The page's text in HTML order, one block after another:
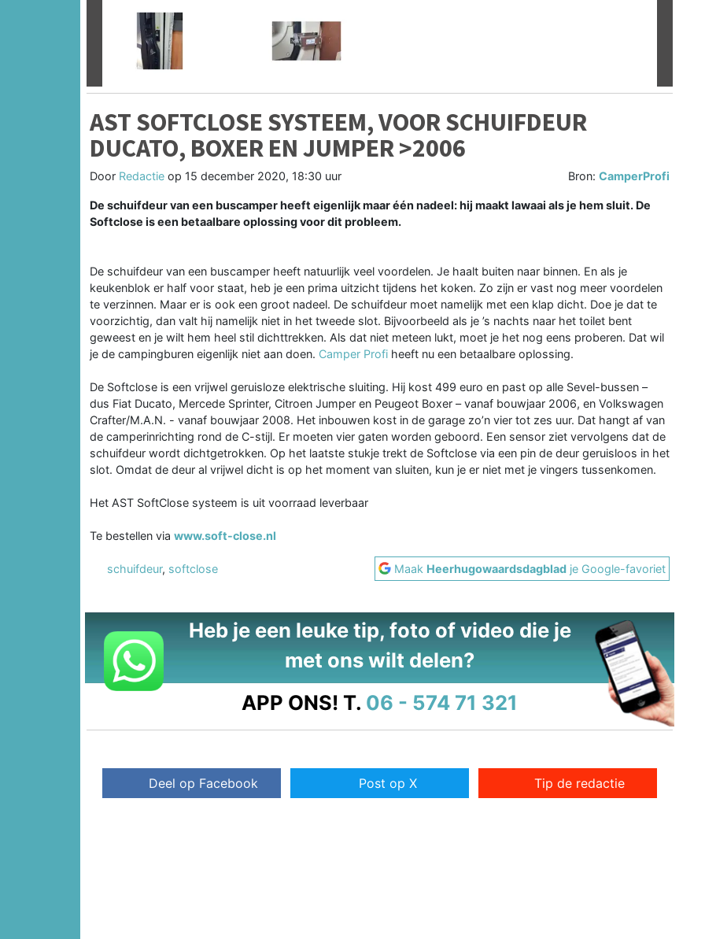
AST SOFTCLOSE SYSTEEM, VOOR SCHUIFDEUR
DUCATO, BOXER EN JUMPER >2006
Door Redactie op 15 december 2020, 18:30 uur Bron:CamperProfi
De schuifdeur van een buscamper heeft eigenlijk maar één nadeel: hij maakt lawaai als je hem sluit. De
Softclose is een betaalbare oplossing voor dit probleem.
De schuifdeur van een buscamper heeft natuurlijk veel voordelen. Je haalt buiten naar binnen. En als je
keukenblok er half voor staat, heb je een prima uitzicht tijdens het koken. Zo zijn er vast nog meer voordelen
te verzinnen. Maar er is ook een groot nadeel. De schuifdeur moet namelijk met een klap dicht. Doe je dat te
voorzichtig, dan valt hij namelijk niet in het tweede slot. Bijvoorbeeld als je ’s nachts naar het toilet bent
geweest en je wilt hem heel stil dichttrekken. Als dat niet meteen lukt, moet je het nog eens proberen. Dat wil
je de campingburen eigenlijk niet aan doen. Camper Profi heeft nu een betaalbare oplossing.
De Softclose is een vrijwel geruisloze elektrische sluiting. Hij kost 499 euro en past op alle Sevel-bussen –
dus Fiat Ducato, Mercede Sprinter, Citroen Jumper en Peugeot Boxer – vanaf bouwjaar 2006, en Volkswagen
Crafter/M.A.N. - vanaf bouwjaar 2008. Het inbouwen kost in de garage zo’n vier tot zes uur. Dat hangt af van
de camperinrichting rond de C-stijl. Er moeten vier gaten worden geboord. Een sensor ziet vervolgens dat de
schuifdeur wordt dichtgetrokken. Op het laatste stukje trekt de Softclose via een pin de deur geruisloos in het
slot. Omdat de deur al vrijwel dicht is op het moment van sluiten, kun je er niet met je vingers tussenkomen.
Het AST SoftClose systeem is uit voorraad leverbaar
Te bestellen via www.soft-close.nl
schuifdeur, softclose Maak Heerhugowaardsdagblad je Google-favoriet
Heb je een leuke tip, foto of video die je
met ons wilt delen?
APP ONS! T. 06 - 574 71 321
Deel op Facebook Post op X Tip de redactie